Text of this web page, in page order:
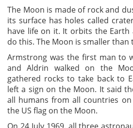
The Moon is made of rock and
its surface has holes called
have life on it. It orbits the Earth
do this. The Moon is smaller than
Armstrong was the first man to
and Aldrin walked on the
gathered rocks to take back to
left a sign on the Moon. It said
all humans from all countries
the US flag on the Moon.